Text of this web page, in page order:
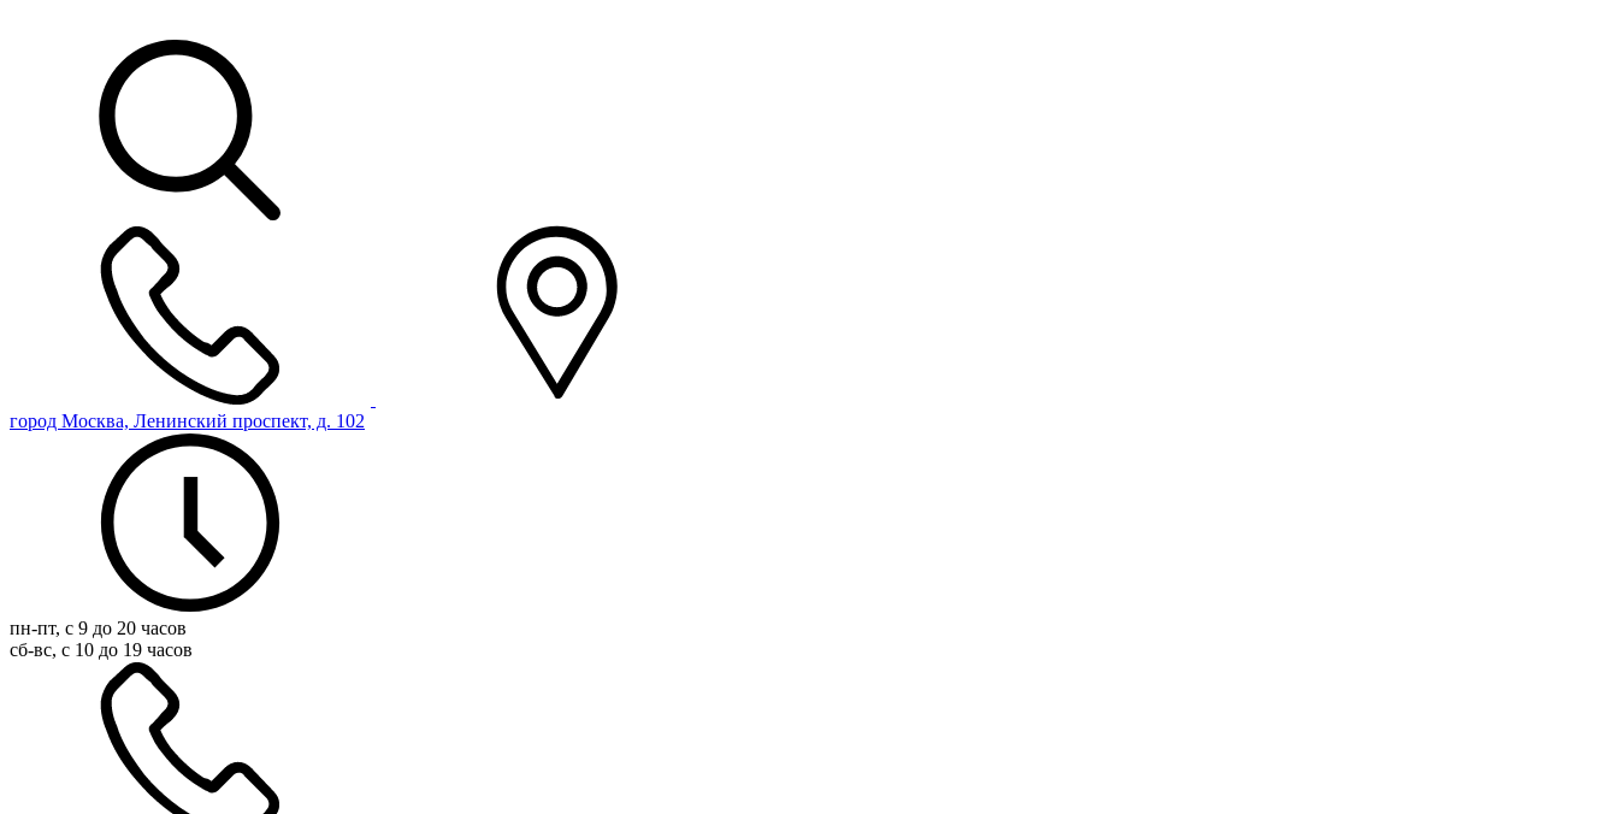
город Москва, Ленинский проспект, д. 102
пн-пт, с 9 до 20 часов
сб-вс, с 10 до 19 часов